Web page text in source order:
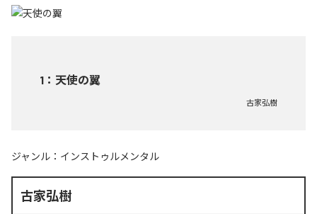
1 ： 天使の翼
古家弘樹
ジャンル： インストゥルメンタル
古家弘樹